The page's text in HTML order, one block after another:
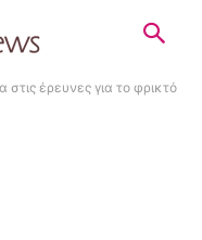
στις έρευνες για το φρικτό